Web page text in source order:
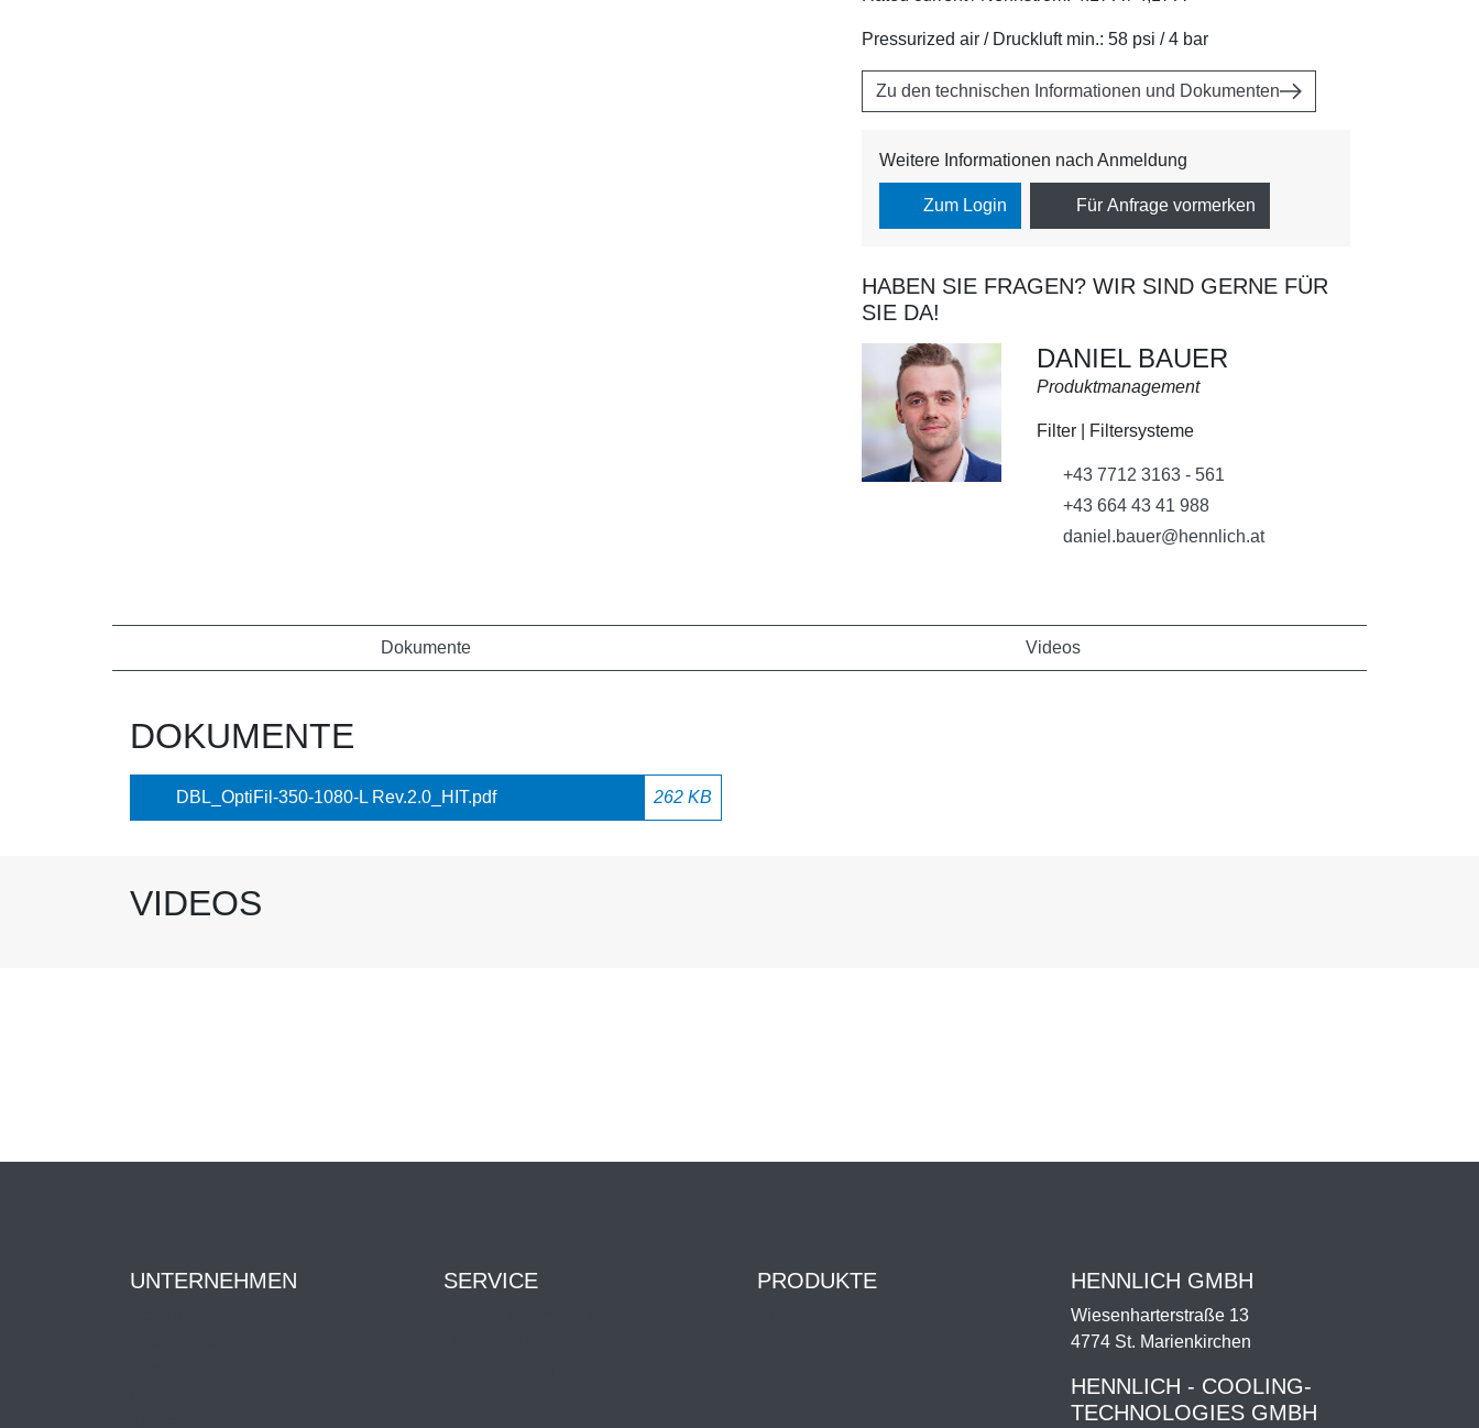
Pressurized air / Druckluft min.: 58 psi / 4 bar
Zu den technischen Informationen und Dokumenten
Weitere Informationen nach Anmeldung
Zum Login Für Anfrage vormerken
HABEN SIE FRAGEN? WIR SIND GERNE FÜR
SIE DA!
DANIEL BAUER
Produktmanagement
Filter | Filtersysteme
+43 7712 3163 - 561
+43 664 43 41 988
daniel.bauer@hennlich.at
Dokumente Videos
DOKUMENTE
DBL_OptiFil-350-1080-L Rev.2.0_HIT.pdf 262 KB
VIDEOS
UNTERNEHMEN SERVICE PRODUKTE HENNLICH GMBH
Wiesenharterstraße 13
4774 St. Marienkirchen
HENNLICH - COOLING-
TECHNOLOGIES GMBH